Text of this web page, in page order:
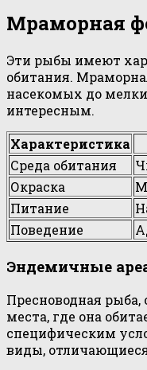
Мраморная
Эти рыбы имеют
обитания.
насекомых до
интересным.
Характеристика
Среда обитания
Окраска
Питание
Поведение
Эндемичные
Пресноводная
места, где она
специфическим
виды,